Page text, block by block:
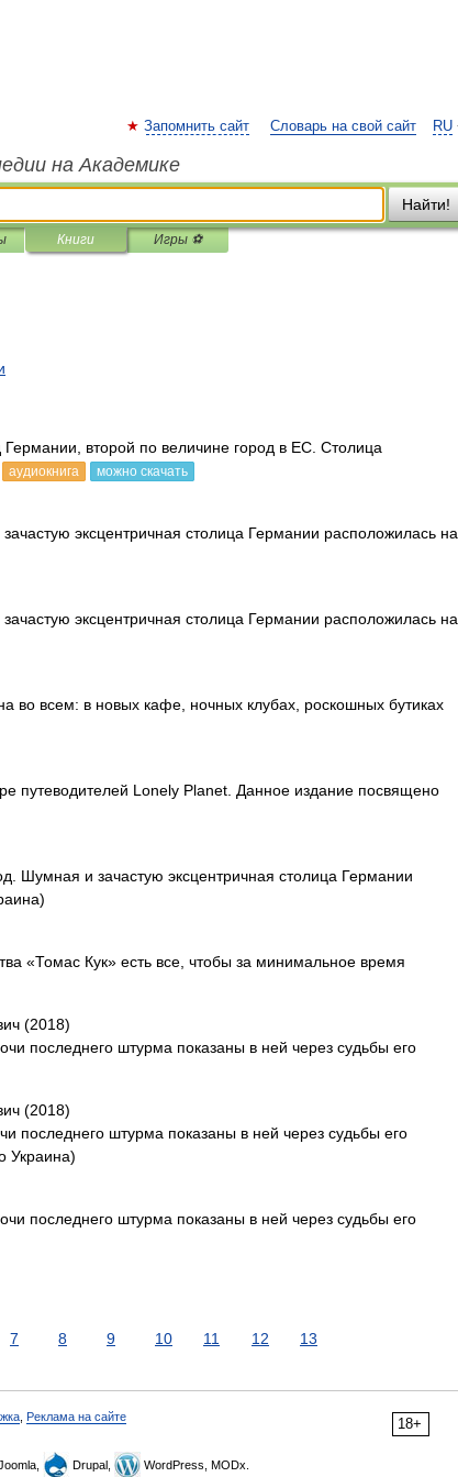
RU
Запомнить сайт Словарь на свой сайт
на Академике
Найти!
Книги Игры ⚽
второй по величине город в ЕС. Столица
аудиокнига можно скачать
эксцентричная столица Германии расположилась на
эксцентричная столица Германии расположилась на
во всем: в новых кафе, ночных клубах, роскошных бутиках
путеводителей Lonely Planet. Данное издание посвящено
Шумная и зачастую эксцентричная столица Германии
«Томас Кук» есть все, чтобы за минимальное время
(2018)
последнего штурма показаны в ней через судьбы его
(2018)
последнего штурма показаны в ней через судьбы его
Украина)
последнего штурма показаны в ней через судьбы его
7 8 9 10 11 12 13
18+
Реклама на сайте
Drupal, WordPress, MODx.